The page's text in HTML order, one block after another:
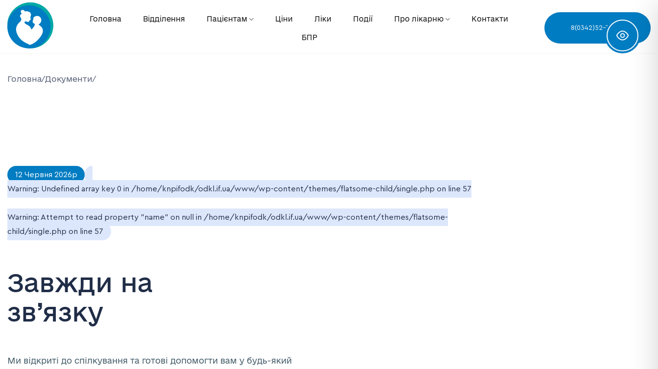
Skip
to
content
Головна Відділення Пацієнтам Ціни Ліки Події Про лікарню Контакти
БПР
8(0342)52-78-68
Головна/Документи/
12 Червня 2026р
Warning: Undefined array key 0 in /home/knpifodk/odkl.if.ua/www/wp-content/themes/flatsome-child/single.php on line 57
Warning: Attempt to read property "name" on null in /home/knpifodk/odkl.if.ua/www/wp-content/themes/flatsome-
child/single.php on line 57
Завжди на
зв’язку
Ми відкриті до спілкування та готові допомогти вам у будь-який